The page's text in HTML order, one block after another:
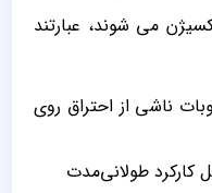
می شوند، عبارتند
ناشی از احتراق روی
کارکرد طولانی‌مدت